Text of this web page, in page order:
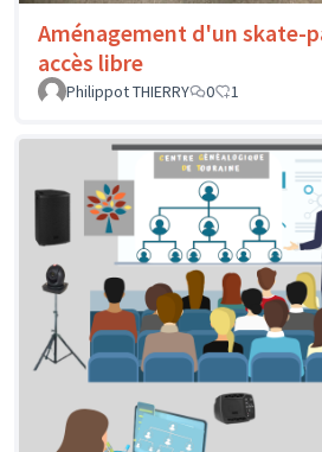
Aménagement d'un skate-
accès libre
Philippot THIERRY
0 1